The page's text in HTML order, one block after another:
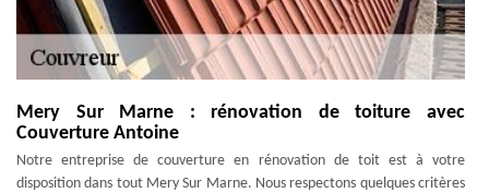
Mery Sur Marne : rénovation de toiture avec
Couverture Antoine
Notre entreprise de couverture en rénovation de toit est à votre
disposition dans tout Mery Sur Marne. Nous respectons quelques critères